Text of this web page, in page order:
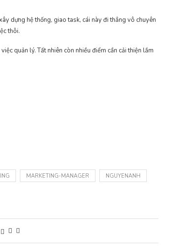
dựng hệ thống, giao task, cái này đi thẳng vô chuyên
thôi.
quản lý. Tất nhiên còn nhiều điểm cần cải thiện lắm
MARKETING-MANAGER NGUYENANH